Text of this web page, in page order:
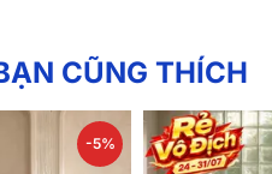
CŨNG THÍCH
-5%